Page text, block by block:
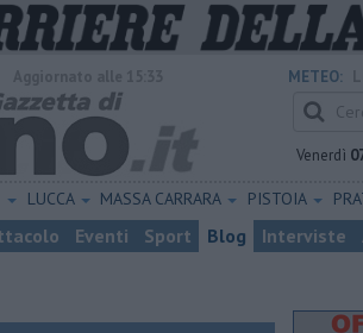
METEO:
Venerdì
LUCCA MASSA CARRARA PISTOIA
Eventi Sport Blog Interviste